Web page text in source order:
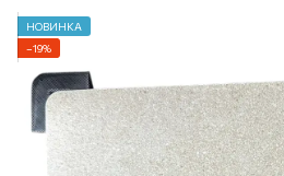
НОВИНКА
−19%